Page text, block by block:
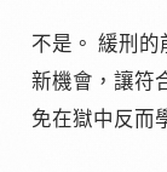
不是。 緩刑的
新機會，讓符
免在獄中反而